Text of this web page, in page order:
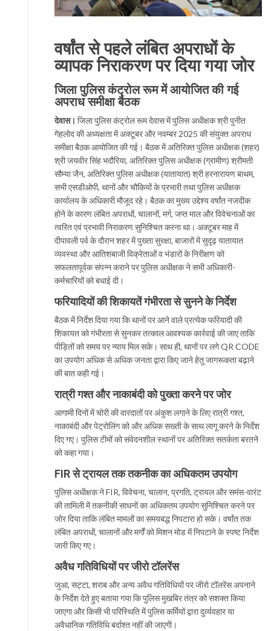
वर्षांत से पहले लंबित अपराधों के
व्यापक निराकरण पर दिया गया जोर
जिला पुलिस कंट्रोल रूम में आयोजित की गई
अपराध समीक्षा बैठक
देवास। जिला पुलिस कंट्रोल रूम देवास में पुलिस अधीक्षक श्री पुनीत
गेहलोद की अध्यक्षता में अक्टूबर और नवम्बर 2025 की संयुक्त अपराध
समीक्षा बैठक आयोजित की गई। बैठक में अतिरिक्त पुलिस अधीक्षक (शहर)
श्री जयवीर सिंह भदौरिया, अतिरिक्त पुलिस अधीक्षक (ग्रामीण) श्रीमती
सौम्या जैन, अतिरिक्त पुलिस अधीक्षक (यातायात) श्री हरनारायण बाथम,
सभी एसडीओपी, थानों और चौकियों के प्रभारी तथा पुलिस अधीक्षक
कार्यालय के अधिकारी मौजूद रहे। बैठक का मुख्य उद्देश्य वर्षांत नजदीक
होने के कारण लंबित अपराधों, चालानों, मर्ग, जप्त माल और विवेचनाओं का
त्वरित एवं प्रभावी निराकरण सुनिश्चित करना था। अक्टूबर माह में
दीपावली पर्व के दौरान शहर में पुख्ता सुरक्षा, बाजारों में सुदृढ़ यातायात
व्यवस्था और आतिशबाजी विक्रेताओं व भंडारों के निरीक्षण को
सफलतापूर्वक संपन्न कराने पर पुलिस अधीक्षक ने सभी अधिकारी-
कर्मचारियों को बधाई दी।
फरियादियों की शिकायतें गंभीरता से सुनने के निर्देश
बैठक में निर्देश दिया गया कि थानों पर आने वाले प्रत्येक फरियादी की
शिकायत को गंभीरता से सुनकर तत्काल आवश्यक कार्रवाई की जाए ताकि
पीड़ितों को समय पर न्याय मिल सके। साथ ही, थानों पर लगे QR CODE
का उपयोग अधिक से अधिक जनता द्वारा किए जाने हेतु जागरूकता बढ़ाने
की बात कही गई।
रात्री गश्त और नाकाबंदी को पुख्ता करने पर जोर
आगामी दिनों में चोरी की वारदातों पर अंकुश लगाने के लिए रात्री गश्त,
नाकाबंदी और पेट्रोलिंग को और अधिक सख्ती के साथ लागू करने के निर्देश
दिए गए। पुलिस टीमों को संवेदनशील स्थानों पर अतिरिक्त सतर्कता बरतने
को कहा गया।
FIR से ट्रायल तक तकनीक का अधिकतम उपयोग
पुलिस अधीक्षक ने FIR, विवेचना, चालान, प्रगति, ट्रायल और समंस-वारंट
की तामिली में तकनीकी साधनों का अधिकतम उपयोग सुनिश्चित करने पर
जोर दिया ताकि लंबित मामलों का समयबद्ध निपटारा हो सके। वर्षांत तक
लंबित अपराधों, चालानों और मर्गों को मिशन मोड में निपटाने के स्पष्ट निर्देश
जारी किए गए।
अवैध गतिविधियों पर जीरो टॉलरेंस
जुआ, सट्टा, शराब और अन्य अवैध गतिविधियों पर जीरो टॉलरेंस अपनाने
के निर्देश देते हुए बताया गया कि पुलिस मुखबिर तंत्र को सशक्त किया
जाएगा और किसी भी परिस्थिति में पुलिस कर्मियों द्वारा दुर्व्यवहार या
अवैधानिक गतिविधि बर्दाश्त नहीं की जाएगी।